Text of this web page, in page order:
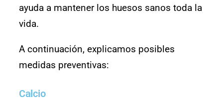
ayuda a mantener los huesos sanos toda la
vida.
A continuación, explicamos posibles
medidas preventivas:
Calcio